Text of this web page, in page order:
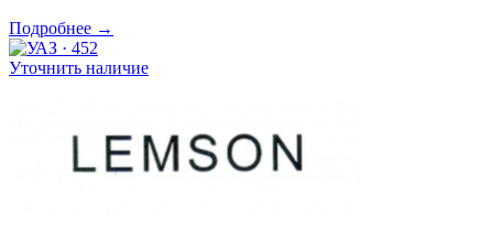
Подробнее →
Уточнить наличие